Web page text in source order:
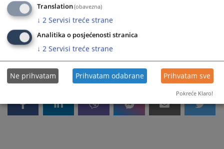
388PREGLEDA
Translation(obavezna)
↓ 2 Servisi treće strane
Analitika o posjećenosti stranica
↓ 2 Servisi treće strane
Ne prihvatam Prihvatam odabrane Prihvatam sve
Pokreće Klaro!